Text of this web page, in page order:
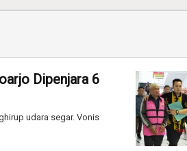
Dipenjara 6
udara segar. Vonis